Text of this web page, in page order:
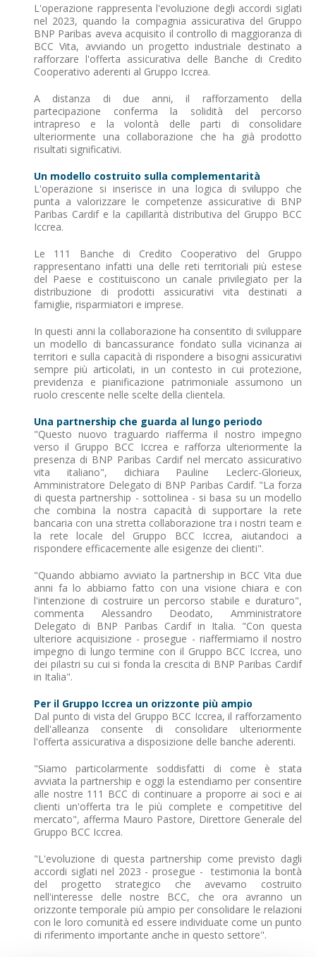
L'operazione rappresenta l'evoluzione degli accordi siglati
nel 2023, quando la compagnia assicurativa del Gruppo
BNP Paribas aveva acquisito il controllo di maggioranza di
BCC Vita, avviando un progetto industriale destinato a
rafforzare l'offerta assicurativa delle Banche di Credito
Cooperativo aderenti al Gruppo Iccrea.
A distanza di due anni, il rafforzamento della
partecipazione conferma la solidità del percorso
intrapreso e la volontà delle parti di consolidare
ulteriormente una collaborazione che ha già prodotto
risultati significativi.
Un modello costruito sulla complementarità
L'operazione si inserisce in una logica di sviluppo che
punta a valorizzare le competenze assicurative di BNP
Paribas Cardif e la capillarità distributiva del Gruppo BCC
Iccrea.
Le 111 Banche di Credito Cooperativo del Gruppo
rappresentano infatti una delle reti territoriali più estese
del Paese e costituiscono un canale privilegiato per la
distribuzione di prodotti assicurativi vita destinati a
famiglie, risparmiatori e imprese.
In questi anni la collaborazione ha consentito di sviluppare
un modello di bancassurance fondato sulla vicinanza ai
territori e sulla capacità di rispondere a bisogni assicurativi
sempre più articolati, in un contesto in cui protezione,
previdenza e pianificazione patrimoniale assumono un
ruolo crescente nelle scelte della clientela.
Una partnership che guarda al lungo periodo
"Questo nuovo traguardo riafferma il nostro impegno
verso il Gruppo BCC Iccrea e rafforza ulteriormente la
presenza di BNP Paribas Cardif nel mercato assicurativo
vita italiano", dichiara Pauline Leclerc-Glorieux,
Amministratore Delegato di BNP Paribas Cardif. "La forza
di questa partnership - sottolinea - si basa su un modello
che combina la nostra capacità di supportare la rete
bancaria con una stretta collaborazione tra i nostri team e
la rete locale del Gruppo BCC Iccrea, aiutandoci a
rispondere efficacemente alle esigenze dei clienti".
"Quando abbiamo avviato la partnership in BCC Vita due
anni fa lo abbiamo fatto con una visione chiara e con
l'intenzione di costruire un percorso stabile e duraturo",
commenta Alessandro Deodato, Amministratore
Delegato di BNP Paribas Cardif in Italia. "Con questa
ulteriore acquisizione - prosegue - riaffermiamo il nostro
impegno di lungo termine con il Gruppo BCC Iccrea, uno
dei pilastri su cui si fonda la crescita di BNP Paribas Cardif
in Italia".
Per il Gruppo Iccrea un orizzonte più ampio
Dal punto di vista del Gruppo BCC Iccrea, il rafforzamento
dell'alleanza consente di consolidare ulteriormente
l'offerta assicurativa a disposizione delle banche aderenti.
"Siamo particolarmente soddisfatti di come è stata
avviata la partnership e oggi la estendiamo per consentire
alle nostre 111 BCC di continuare a proporre ai soci e ai
clienti un'offerta tra le più complete e competitive del
mercato", afferma Mauro Pastore, Direttore Generale del
Gruppo BCC Iccrea.
"L'evoluzione di questa partnership come previsto dagli
accordi siglati nel 2023 - prosegue - testimonia la bontà
del progetto strategico che avevamo costruito
nell'interesse delle nostre BCC, che ora avranno un
orizzonte temporale più ampio per consolidare le relazioni
con le loro comunità ed essere individuate come un punto
di riferimento importante anche in questo settore".